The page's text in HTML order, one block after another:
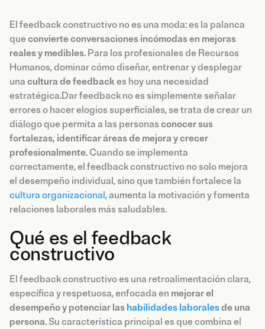
El feedback constructivo no es una moda: es la palanca
queconvierte conversaciones incómodas en mejoras
reales y medibles. Para los profesionales de Recursos
Humanos, dominar cómo diseñar, entrenar y desplegar
una cultura de feedbackes hoy una necesidad
estratégica.Dar feedback no es simplemente señalar
errores o hacer elogios superficiales, se trata de crear un
diálogo que permita a las personas conocer sus
fortalezas, identificar áreas de mejora y crecer
profesionalmente. Cuando se implementa
correctamente, el feedback constructivo no solo mejora
el desempeño individual, sino que también fortalece la
cultura organizacional, aumenta la motivación y fomenta
relaciones laborales más saludables.
Qué es el feedback
constructivo
El feedback constructivo es una retroalimentación clara,
específica y respetuosa, enfocada en mejorar el
desempeño y potenciar las habilidades laboralesde una
persona. Su característica principal es que combina el